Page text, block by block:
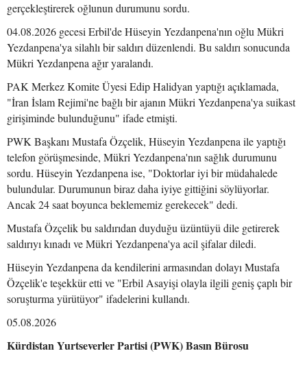
gerçekleştirerek oğlunun durumunu sordu.
04.08.2026 gecesi Erbil'de Hüseyin Yezdanpena'nın oğlu Mükri
Yezdanpena'ya silahlı bir saldırı düzenlendi. Bu saldırı sonucunda
Mükri Yezdanpena ağır yaralandı.
PAK Merkez Komite Üyesi Edip Halidyan yaptığı açıklamada,
"İran İslam Rejimi'ne bağlı bir ajanın Mükri Yezdanpena'ya suikast
girişiminde bulunduğunu" ifade etmişti.
PWK Başkanı Mustafa Özçelik, Hüseyin Yezdanpena ile yaptığı
telefon görüşmesinde, Mükri Yezdanpena'nın sağlık durumunu
sordu. Hüseyin Yezdanpena ise, "Doktorlar iyi bir müdahalede
bulundular. Durumunun biraz daha iyiye gittiğini söylüyorlar.
Ancak 24 saat boyunca beklememiz gerekecek" dedi.
Mustafa Özçelik bu saldırıdan duyduğu üzüntüyü dile getirerek
saldırıyı kınadı ve Mükri Yezdanpena'ya acil şifalar diledi.
Hüseyin Yezdanpena da kendilerini armasından dolayı Mustafa
Özçelik'e teşekkür etti ve "Erbil Asayişi olayla ilgili geniş çaplı bir
soruşturma yürütüyor" ifadelerini kullandı.
05.08.2026
Kürdistan Yurtseverler Partisi (PWK) Basın Bürosu